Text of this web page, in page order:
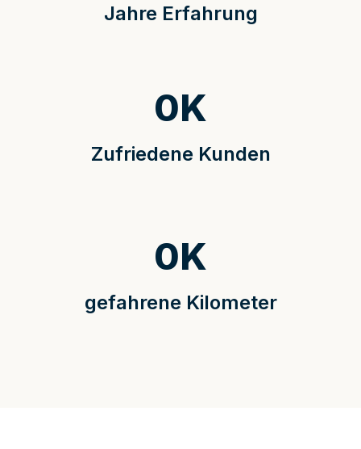
Jahre Erfahrung
Zufriedene Kunden
0K
gefahrene Kilometer
0K